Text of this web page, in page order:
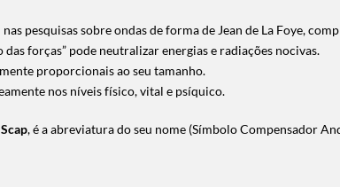
pesquisas sobre ondas de forma de Jean de La Foye,
das forças” pode neutralizar energias e radiações nocivas.
proporcionais ao seu tamanho.
nos níveis físico, vital e psíquico.
Scap, é a abreviatura do seu nome (Símbolo Compensador